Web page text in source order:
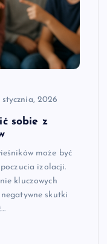
stycznia, 2026
sobie z
może być
izolacji.
kluczowych
skutki